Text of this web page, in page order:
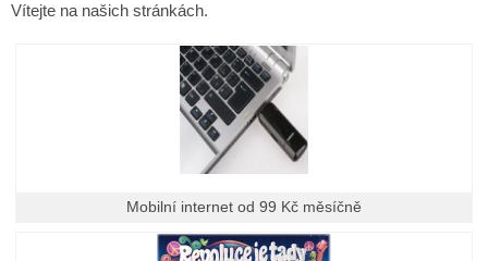
Vítejte na našich stránkách.
Mobilní internet od 99 Kč měsíčně